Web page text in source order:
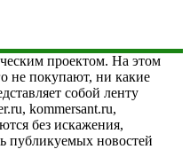
проектом. На этом
не покупают, ни какие
собой ленту
kommersant.ru,
без искажения,
публикуемых новостей